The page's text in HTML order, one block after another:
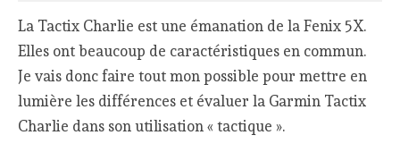
La Tactix Charlie est une émanation de la Fenix 5X.
Elles ont beaucoup de caractéristiques en commun.
Je vais donc faire tout mon possible pour mettre en
lumière les différences et évaluer la Garmin Tactix
Charlie dans son utilisation « tactique ».